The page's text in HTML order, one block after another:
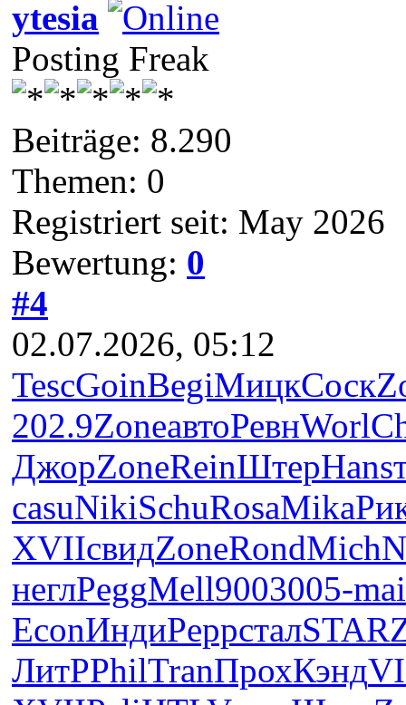
ytesia
Posting Freak
Beiträge: 8.290
Themen: 0
Registriert seit: May 2026
Bewertung: 0
#4
02.07.2026, 05:12
TescGoinBegiМицкСоск
202.9ZoneавтоРевнWorl
ДжорZoneReinШтерHans
casuNikiSchuRosaMika
XVIIсвидZoneRondMich
неглPeggMell9003005-
EconИндиPeppсталSTAR
ЛитРPhilTranПрохКэнд